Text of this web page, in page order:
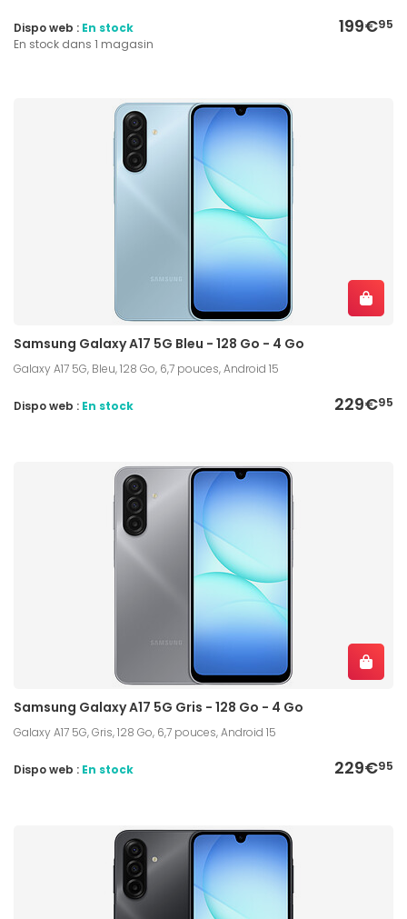
199€95
Dispo web : En stock
En stock dans 1 magasin
Samsung Galaxy A17 5G Bleu - 128 Go - 4 Go
Galaxy A17 5G, Bleu, 128 Go, 6,7 pouces, Android 15
229€95
Dispo web : En stock
Samsung Galaxy A17 5G Gris - 128 Go - 4 Go
Galaxy A17 5G, Gris, 128 Go, 6,7 pouces, Android 15
229€95
Dispo web : En stock